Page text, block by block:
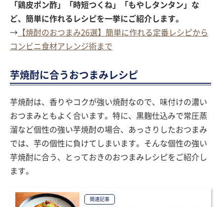
「鶏皮ポン酢」「時短つくね」「もやしタンタン」な
ど、簡単に作れるレシピを一挙にご紹介します。
→ 【焼酎のおつまみ26選】簡単に作れる定番レシピから
コンビニ食材アレンジ術まで
芋焼酎に合うおつまみレシピ
芋焼酎は、香りやコクが強い焼酎なので、味付けの濃い
おつまみともよく合います。特に、黒麹仕込みで常圧蒸
溜など個性の強い芋焼酎の場合、あっさりしたおつまみ
では、芋の個性に負けてしまいます。そんな個性の強い
芋焼酎に合う、とっておきのおつまみレシピをご紹介し
ます。
関連記事